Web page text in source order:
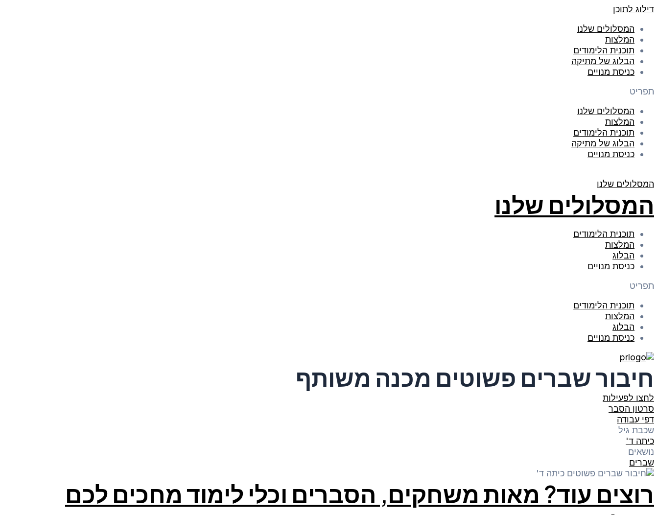
דילוג לתוכן
המסלולים שלנו
המלצות
תוכנית הלימודים
הבלוג של מתיקה
כניסת מנויים
תפריט
המסלולים שלנו
המלצות
תוכנית הלימודים
הבלוג של מתיקה
כניסת מנויים
המסלולים שלנו
המסלולים שלנו
תוכנית הלימודים
המלצות
הבלוג
כניסת מנויים
תפריט
תוכנית הלימודים
המלצות
הבלוג
כניסת מנויים
חיבור שברים פשוטים מכנה משותף
לחצו לפעילות
סרטון הסבר
דפי עבודה
שכבת גיל
כיתה ד'
נושאים
שברים
רוצים עוד? מאות משחקים, הסברים וכלי לימוד מחכים לכם